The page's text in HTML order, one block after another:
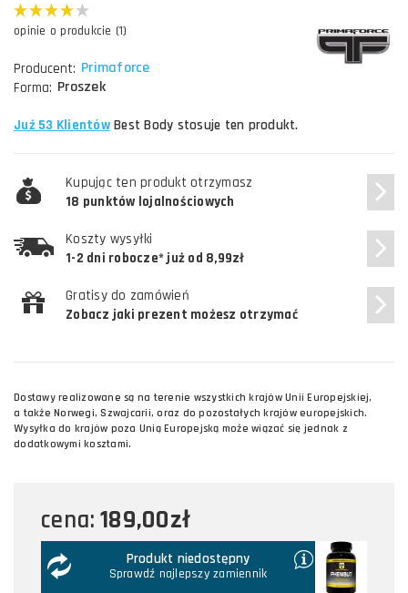
opinie o produkcie (1)
Producent: Primaforce
Forma: Proszek
Już 53 KlientówBest Body stosuje ten produkt.
Kupując ten produkt otrzymasz
18 punktów lojalnościowych
Koszty wysyłki
1-2 dni robocze* już od 8,99zł
Gratisy do zamówień
Zobacz jaki prezent możesz otrzymać
Dostawy realizowane są na terenie wszystkich krajów Unii Europejskiej,
a także Norwegi, Szwajcarii, oraz do pozostałych krajów europejskich.
Wysyłka do krajów poza Unią Europejską może wiązać się jednak z
dodatkowymi kosztami.
cena: 189,00zł
Produkt niedostępny
Sprawdź najlepszy zamiennik